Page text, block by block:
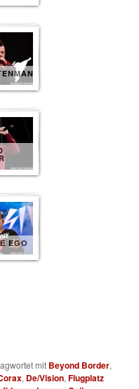
EGO
mit Beyond Border,
, De/Vision,Flugplatz